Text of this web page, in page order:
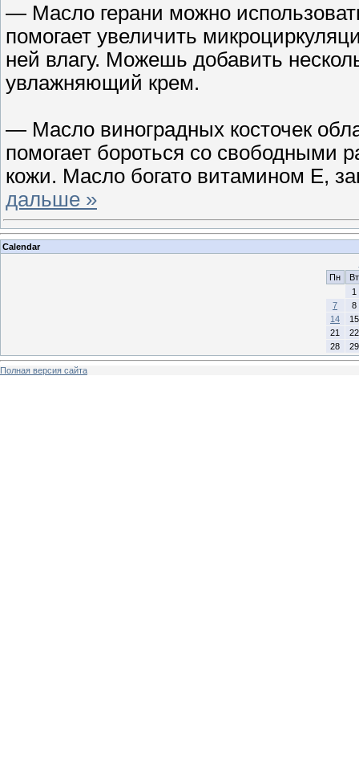
— Масло герани можно
помогает увеличить
ней влагу. Можешь добавить
увлажняющий крем.
— Масло виноградных косточек
помогает бороться со
кожи. Масло богато витамином Е,
дальше »
Calendar
Пн
Вт
1
7
8
14
15
21
22
28
29
Полная версия сайта